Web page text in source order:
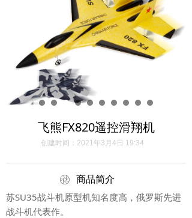
飞熊FX820遥控滑翔机
商品简介
创建时间： 2021年3月4日 19:34
苏SU35战斗机原型机知名度高，俄罗斯先进
战斗机代表作。
ꁵ